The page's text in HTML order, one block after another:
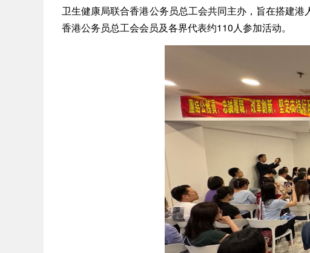
卫生健康局联合香港公务员总工会共同主办，旨在搭建
香港公务员总工会会员及各界代表约110人参加活动。